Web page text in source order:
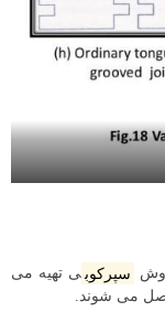
سپرکوب ی تهیه می
می شوند.